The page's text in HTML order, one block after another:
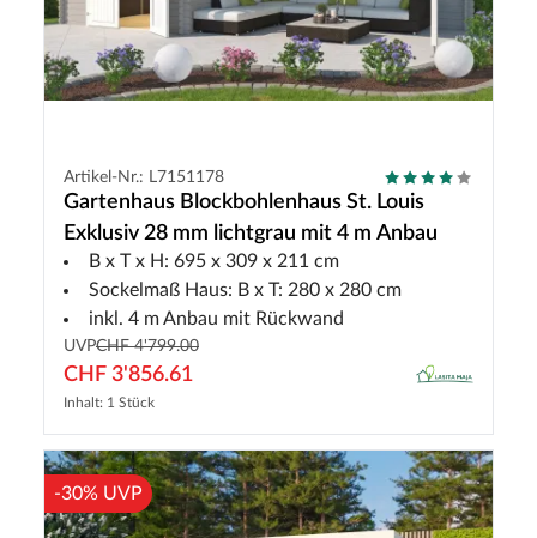
Artikel-Nr.: L7151178
Gartenhaus Blockbohlenhaus St. Louis
Exklusiv 28 mm lichtgrau mit 4 m Anbau
B x T x H: 695 x 309 x 211 cm
Sockelmaß Haus: B x T: 280 x 280 cm
inkl. 4 m Anbau mit Rückwand
UVPCHF 4'799.00
CHF 3'856.61
Inhalt: 1 Stück
-30% UVP